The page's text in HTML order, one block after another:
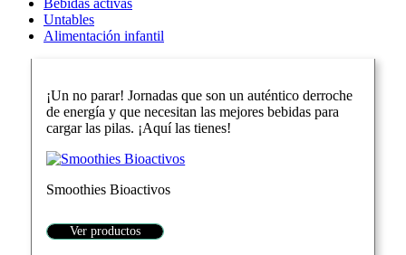
Bebidas activas
Untables
Alimentación infantil
¡Un no parar! Jornadas que son un auténtico derroche
de energía y que necesitan las mejores bebidas para
cargar las pilas. ¡Aquí las tienes!
Smoothies Bioactivos
Ver productos